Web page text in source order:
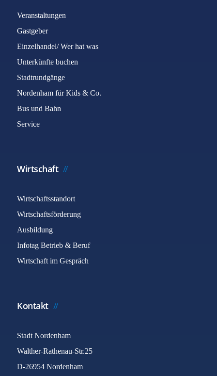
Veranstaltungen
Gastgeber
Einzelhandel/ Wer hat was
Unterkünfte buchen
Stadtrundgänge
Nordenham für Kids & Co.
Bus und Bahn
Service
Wirtschaft
Wirtschaftsstandort
Wirtschaftsförderung
Ausbildung
Infotag Betrieb & Beruf
Wirtschaft im Gespräch
Kontakt
Stadt Nordenham
Walther-Rathenau-Str.25
D-26954 Nordenham